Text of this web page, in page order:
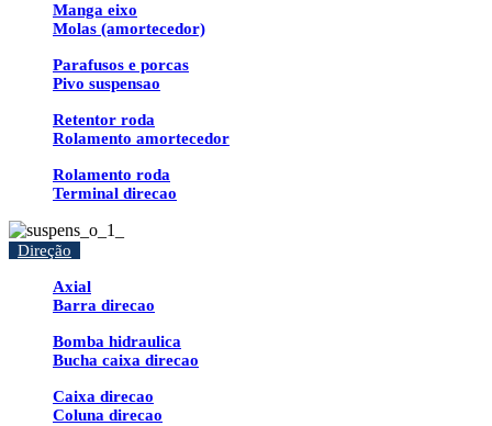
Manga eixo
Molas (amortecedor)
Parafusos e porcas
Pivo suspensao
Retentor roda
Rolamento amortecedor
Rolamento roda
Terminal direcao
Direção
Axial
Barra direcao
Bomba hidraulica
Bucha caixa direcao
Caixa direcao
Coluna direcao